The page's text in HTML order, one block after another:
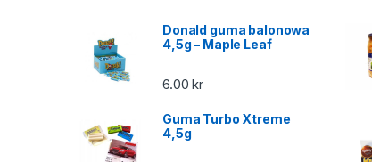
Donald guma balonowa
4,5g – Maple Leaf
6.00kr
Guma Turbo Xtreme
4,5g